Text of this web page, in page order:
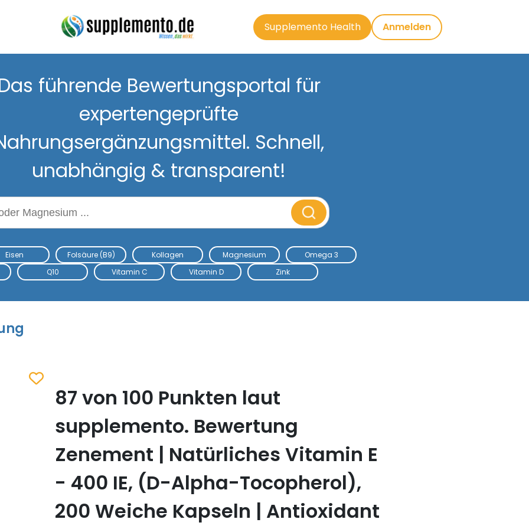
Supplemento Health Anmelden
führende Bewertungsportal für
expertengeprüfte
Schnell,
unabhängig & transparent!
Eisen Folsäure (B9) Kollagen Magnesium
Omega 3
Q10 Vitamin C Vitamin D Zink
Zum Merkzettel hinzufügen
87 von 100 Punkten laut
supplemento. Bewertung
Zenement | Natürliches Vitamin E
- 400 IE, (D-Alpha-Tocopherol),
200 Weiche Kapseln | Antioxidant